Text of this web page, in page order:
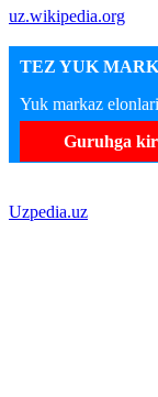
uz.wikipedia.org
TEZ YUK
Yuk markaz
Guruhga
Uzpedia.uz